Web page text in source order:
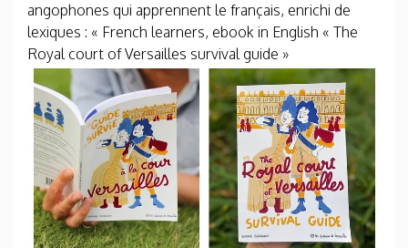
angophones qui apprennent le français, enrichi de
lexiques : « French learners, ebook in English « The
Royal court of Versailles survival guide »